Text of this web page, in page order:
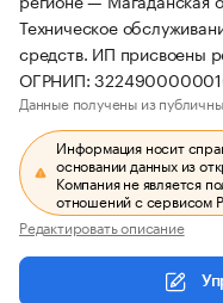
Техническое
средств. ИП присвоены
ОГРНИП:
Данные получены из
Информация носит
основании данных из
Компания не является
отношений с сервисом
Редактировать описание